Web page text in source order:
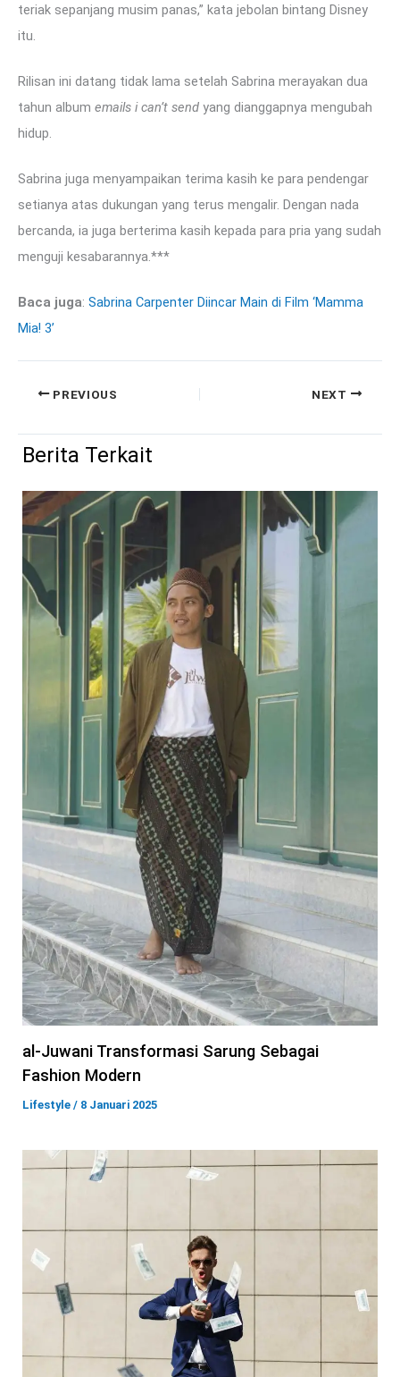
teriak sepanjang musim panas,” kata jebolan bintang Disney
itu.
Rilisan ini datang tidak lama setelah Sabrina merayakan dua
tahun album emails i can’t send yang dianggapnya mengubah
hidup.
Sabrina juga menyampaikan terima kasih ke para pendengar
setianya atas dukungan yang terus mengalir. Dengan nada
bercanda, ia juga berterima kasih kepada para pria yang sudah
menguji kesabarannya.***
Baca juga: Sabrina Carpenter Diincar Main di Film ‘Mamma
Mia! 3’
PREVIOUS NEXT
Berita Terkait
al-Juwani Transformasi Sarung Sebagai
Fashion Modern
Lifestyle / 8 Januari 2025